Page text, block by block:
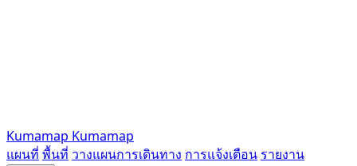
Kumamap Kumamap
แผนที่ พื้นที่ วางแผนการเดินทาง การแจ้งเตือน รายงาน